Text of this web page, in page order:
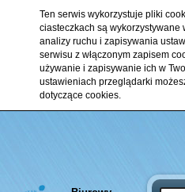
Ten serwis wykorzystuje pliki
ciasteczkach są wykorzystywane
analizy ruchu i zapisywania
serwisu z włączonym zapisem
używanie i zapisywanie ich w
ustawieniach przeglądarki
dotyczące cookies.